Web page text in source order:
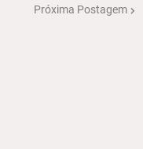
Próxima Postagem